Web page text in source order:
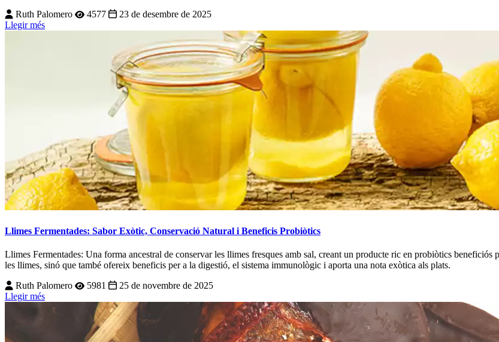
Ruth Palomero
4577
23 de desembre de 2025
Llegir més
Llimes Fermentades: Sabor Exòtic, Conservació Natural i Beneficis Probiòtics
Llimes Fermentades: Una forma ancestral de conservar les llimes fresques amb sal, creant un producte ric en probiòtics
les llimes, sinó que també ofereix beneficis per a la digestió, el sistema immunològic i aporta una nota exòtica als plats.
Ruth Palomero
5981
25 de novembre de 2025
Llegir més